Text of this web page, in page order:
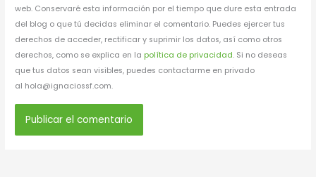
web. Conservaré esta información por el tiempo que dure esta entrada
del blog o que tú decidas eliminar el comentario. Puedes ejercer tus
derechos de acceder, rectificar y suprimir los datos, así como otros
derechos, como se explica en la política de privacidad. Si no deseas
que tus datos sean visibles, puedes contactarme en privado
al hola@ignaciossf.com.